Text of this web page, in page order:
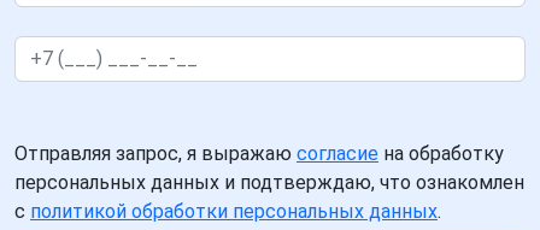
Отправляя запрос, я выражаю согласие на обработку
персональных данных и подтверждаю, что ознакомлен
с политикой обработки персональных данных.